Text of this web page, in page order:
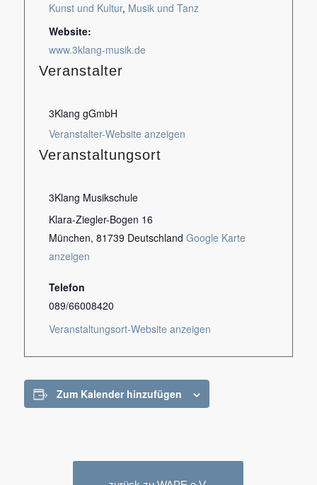
Kunst und Kultur, Musik und Tanz
Website:
www.3klang-musik.de
Veranstaltungsort
3Klang Musikschule
Klara-Ziegler-Bogen 16
München, 81739 Deutschland Google Karte
anzeigen
Telefon
089/66008420
Veranstaltungsort-Website anzeigen
Veranstalter
3Klang gGmbH
Veranstalter-Website anzeigen
Zum Kalender hinzufügen